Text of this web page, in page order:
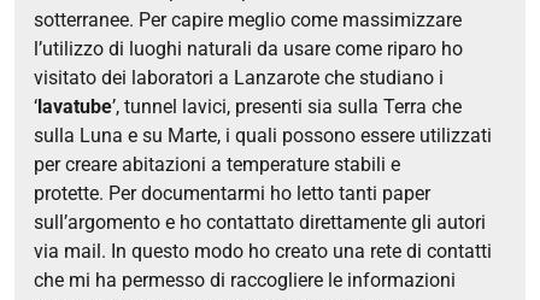
sotterranee. Per capire meglio come massimizzare
l’utilizzo di luoghi naturali da usare come riparo ho
visitato dei laboratori a Lanzarote che studiano i
‘lavatube’, tunnel lavici, presenti sia sulla Terra che
sulla Luna e su Marte, i quali possono essere utilizzati
per creare abitazioni a temperature stabili e
protette. Per documentarmi ho letto tanti paper
sull’argomento e ho contattato direttamente gli autori
via mail. In questo modo ho creato una rete di contatti
che mi ha permesso di raccogliere le informazioni